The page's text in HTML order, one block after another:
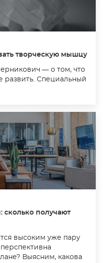
творческую мышцу
— о том, что
развить. Специальный
сколько получают
высоким уже пару
Выясним, какова